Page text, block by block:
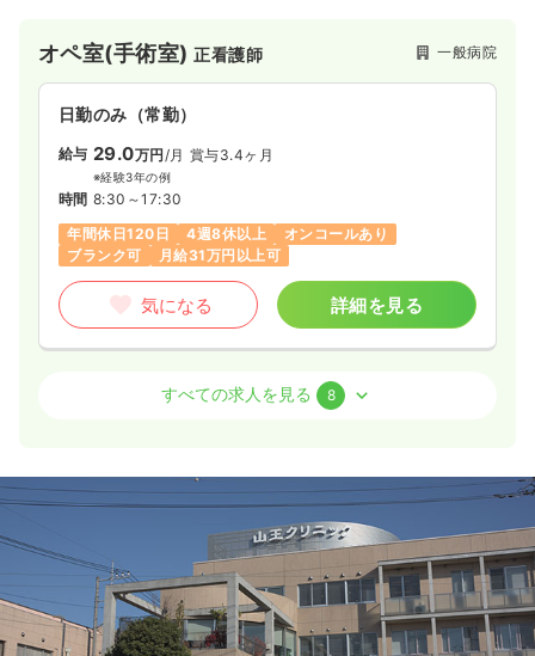
オペ室(手術室)正看護師 一般病院
日勤のみ（常勤）
給与 29.0万円 /月 賞与3.4ヶ月
※経験3年の例
時間 8:30～17:30
年間休日120日
4週8休以上
オンコールあり
ブランク可
月給31万円以上可
気になる 詳細を見る
正看護師
給与 23.4 /月
※経験3年の例
日祝休み
年間休日120日
オンコールあり
ブランク可
月給25万円以上可
気になる 詳細を見る
すべての求人を見る 8